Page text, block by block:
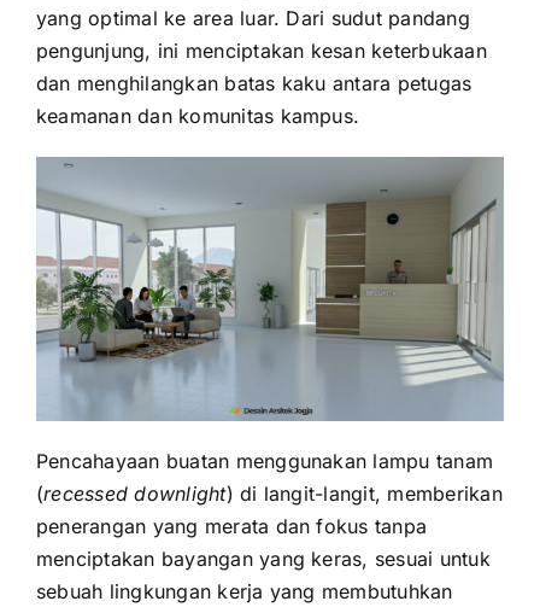
yang optimal ke area luar. Dari sudut pandang
pengunjung, ini menciptakan kesan keterbukaan
dan menghilangkan batas kaku antara petugas
keamanan dan komunitas kampus.
Pencahayaan buatan menggunakan lampu tanam
(recessed downlight) di langit-langit, memberikan
penerangan yang merata dan fokus tanpa
menciptakan bayangan yang keras, sesuai untuk
sebuah lingkungan kerja yang membutuhkan